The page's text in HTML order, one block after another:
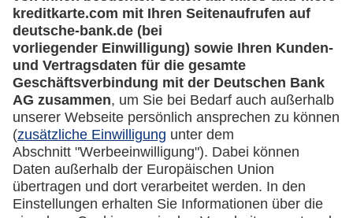
lufthansa.com
Rechtliches
Impressum
Datenschutz
Cookie Einstellungen